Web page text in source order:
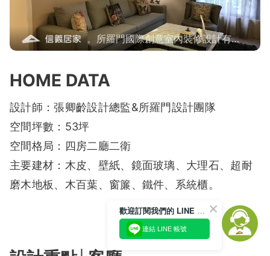
。所羅門國際創意室內裝修設計有限
公司
HOME DATA
設計師：張卿齡設計總監&所羅門設計團隊
空間坪數：53坪
空間格局：四房二廳二衛
主要建材：木皮、壁紙、鏡面玻璃、大理石、超耐
磨木地板、木百葉、窗簾、鐵件、系統櫃。
歡迎訂閱我們的 LINE 官方帳號
連結 LINE 帳號